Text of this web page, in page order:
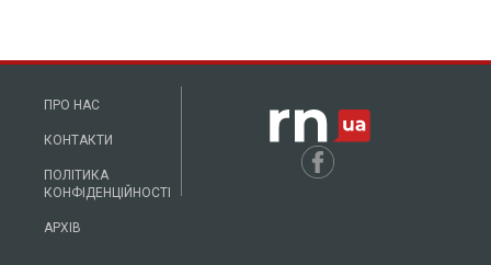
ПРО НАС
КОНТАКТИ
ПОЛІТИКА
КОНФІДЕНЦІЙНОСТІ
АРХІВ